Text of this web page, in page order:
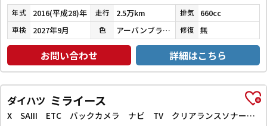
年式 2016(平成28)年 走行 2.5万km 排気 660cc
車検 2027年9月 色 アーバンブラウンパールメタリック 修復 無
お問い合わせ 詳細はこちら
ダイハツ ミライース
X SAIII ETC バックカメラ ナビ TV クリアランスソナー 衝突被害軽減システム オートマチックハイビーム LEDヘッドランプ キーレスエントリー アイドリングストップ 電動格納ミラー